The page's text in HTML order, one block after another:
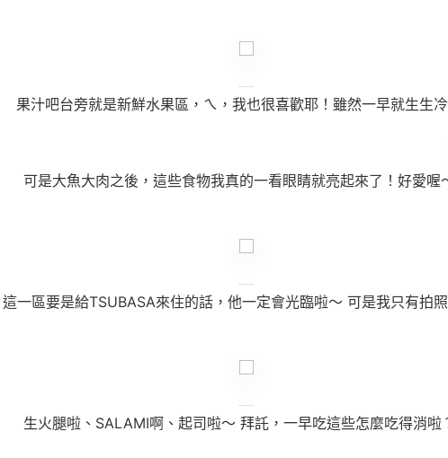
果汁吧台旁就是新鮮水果區，ㄟ，我也很喜歡耶！雖然一早就生生冷
可是大魚大肉之後，這些食物我真的一看眼睛就亮起來了！好愛喔
這一區要是給TSUBASA來住的話，他一定會光臨啦～ 可是我只有拍照
生火腿啦、SALAMI啊、起司啦～ 拜託，一早吃這些怎麼吃得消啦